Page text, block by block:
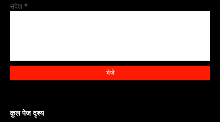
संदेश *
कुल पेज दृश्य